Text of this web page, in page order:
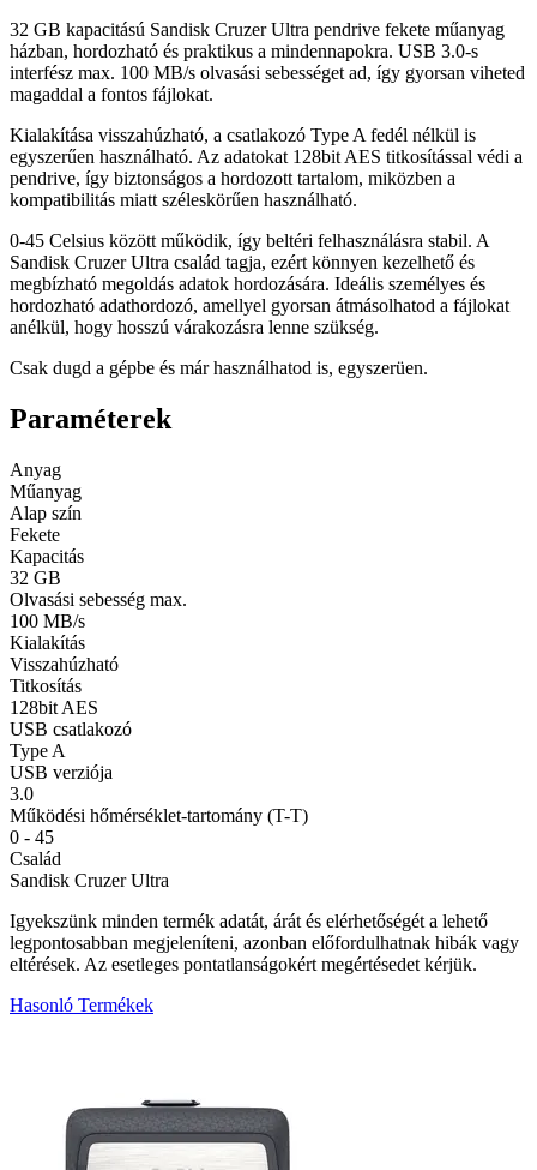
32 GB kapacitású Sandisk Cruzer Ultra pendrive fekete műanyag
házban, hordozható és praktikus a mindennapokra. USB 3.0-s
interfész max. 100 MB/s olvasási sebességet ad, így gyorsan viheted
magaddal a fontos fájlokat.
Kialakítása visszahúzható, a csatlakozó Type A fedél nélkül is
egyszerűen használható. Az adatokat 128bit AES titkosítással védi a
pendrive, így biztonságos a hordozott tartalom, miközben a
kompatibilitás miatt széleskörűen használható.
0-45 Celsius között működik, így beltéri felhasználásra stabil. A
Sandisk Cruzer Ultra család tagja, ezért könnyen kezelhető és
megbízható megoldás adatok hordozására. Ideális személyes és
hordozható adathordozó, amellyel gyorsan átmásolhatod a fájlokat
anélkül, hogy hosszú várakozásra lenne szükség.
Csak dugd a gépbe és már használhatod is, egyszerüen.
Paraméterek
Anyag
Műanyag
Alap szín
Fekete
Kapacitás
32 GB
Olvasási sebesség max.
100 MB/s
Kialakítás
Visszahúzható
Titkosítás
128bit AES
USB csatlakozó
Type A
USB verziója
3.0
Működési hőmérséklet-tartomány (T-T)
0 - 45
Család
Sandisk Cruzer Ultra
Igyekszünk minden termék adatát, árát és elérhetőségét a lehető
legpontosabban megjeleníteni, azonban előfordulhatnak hibák vagy
eltérések. Az esetleges pontatlanságokért megértésedet kérjük.
Hasonló Termékek